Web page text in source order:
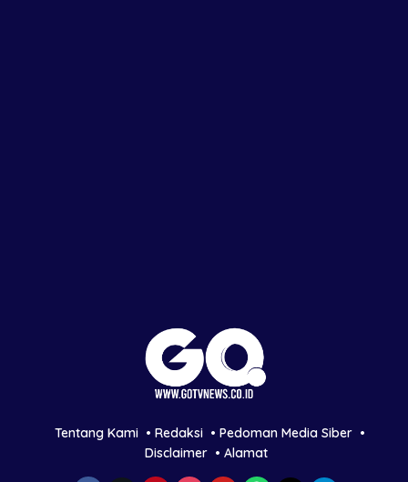
Tentang Kami Redaksi
Pedoman Media Siber
Disclaimer
Alamat